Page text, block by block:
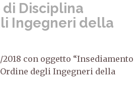
di Disciplina
Ingegneri della
con oggetto “Insediamento
degli Ingegneri della